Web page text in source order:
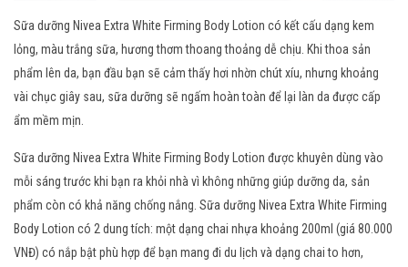
Sữa dưỡng Nivea Extra White Firming Body Lotion có kết cấu dạng kem
lỏng, màu trắng sữa, hương thơm thoang thoảng dễ chịu. Khi thoa sản
phẩm lên da, bạn đầu bạn sẽ cảm thấy hơi nhờn chút xíu, nhưng khoảng
vài chục giây sau, sữa dưỡng sẽ ngấm hoàn toàn để lại làn da được cấp
ẩm mềm mịn.
Sữa dưỡng Nivea Extra White Firming Body Lotion được khuyên dùng vào
mỗi sáng trước khi bạn ra khỏi nhà vì không những giúp dưỡng da, sản
phẩm còn có khả năng chống nắng. Sữa dưỡng Nivea Extra White Firming
Body Lotion có 2 dung tích: một dạng chai nhựa khoảng 200ml (giá 80.000
VNĐ) có nắp bật phù hợp để bạn mang đi du lịch và dạng chai to hơn,